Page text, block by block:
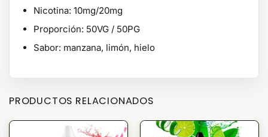
Nicotina: 10mg/20mg
Proporción: 50VG / 50PG
Sabor: manzana, limón, hielo
PRODUCTOS RELACIONADOS